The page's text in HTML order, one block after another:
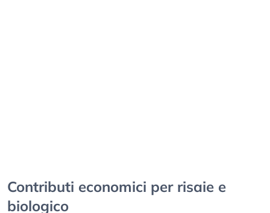
Contributi economici per risaie e
biologico